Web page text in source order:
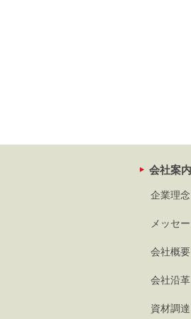
会社案内
企業理念
メッセ
会社概要
会社沿革
資材調達